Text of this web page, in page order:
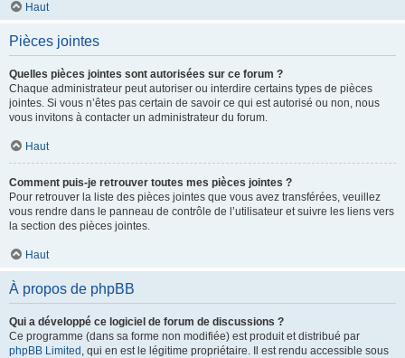
Haut
Pièces jointes
Quelles pièces jointes sont autorisées sur ce forum ?
Chaque administrateur peut autoriser ou interdire certains types de pièces
jointes. Si vous n’êtes pas certain de savoir ce qui est autorisé ou non, nous
vous invitons à contacter un administrateur du forum.
Haut
Comment puis-je retrouver toutes mes pièces jointes ?
Pour retrouver la liste des pièces jointes que vous avez transférées, veuillez
vous rendre dans le panneau de contrôle de l’utilisateur et suivre les liens vers
la section des pièces jointes.
Haut
À propos de phpBB
Qui a développé ce logiciel de forum de discussions ?
Ce programme (dans sa forme non modifiée) est produit et distribué par
phpBB Limited , qui en est le légitime propriétaire. Il est rendu accessible sous